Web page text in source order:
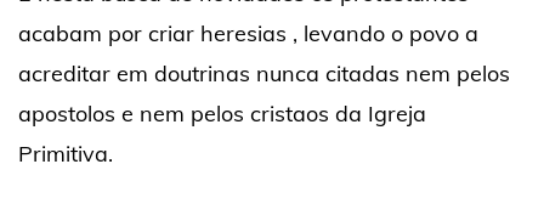
acabam por criar heresias , levando o povo a
acreditar em doutrinas nunca citadas nem pelos
apostolos e nem pelos cristaos da Igreja
Primitiva.